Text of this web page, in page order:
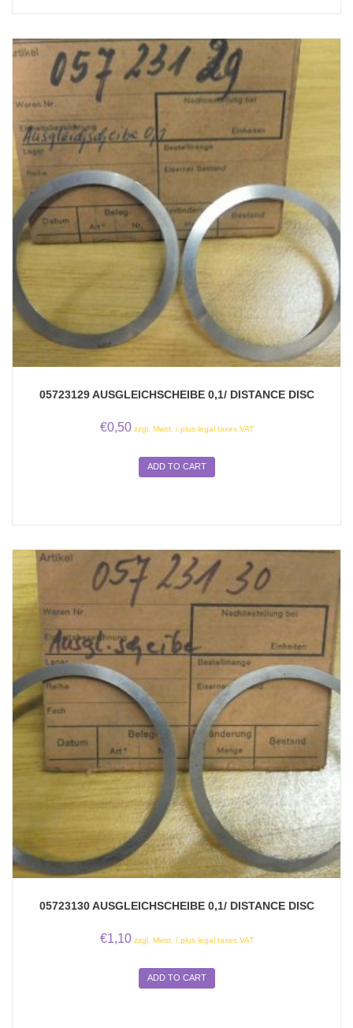
05723129 AUSGLEICHSCHEIBE 0,1/ DISTANCE DISC
€0,50 zzgl. Mwst. / plus legal taxes VAT
ADD TO CART
05723130 AUSGLEICHSCHEIBE 0,1/ DISTANCE DISC
€1,10 zzgl. Mwst. / plus legal taxes VAT
ADD TO CART